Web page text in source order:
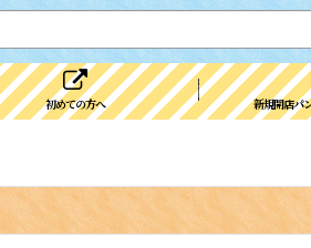
初めての方へ 新規開店パ